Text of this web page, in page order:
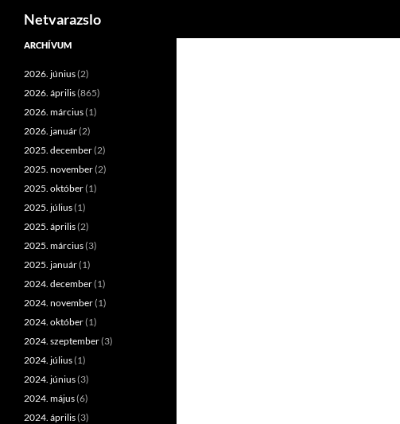
Kilépés
Netvarazslo
ARCHÍVUM
2026. június(2)
2026. április(865)
2026. március(1)
2026. január(2)
2025. december(2)
2025. november(2)
2025. október(1)
2025. július(1)
2025. április(2)
2025. március(3)
2025. január(1)
2024. december(1)
2024. november(1)
2024. október(1)
2024. szeptember(3)
2024. július(1)
2024. június(3)
2024. május(6)
2024. április(3)